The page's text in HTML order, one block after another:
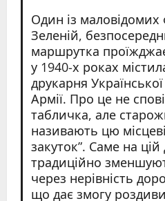
Один із маловідомих
Зеленій,
маршрутка
у 1940-х роках
друкарня
Армії. Про це не
табличка, але
називають цю
закуток”. Саме на цій
традиційно
через нерівність
що дає змогу